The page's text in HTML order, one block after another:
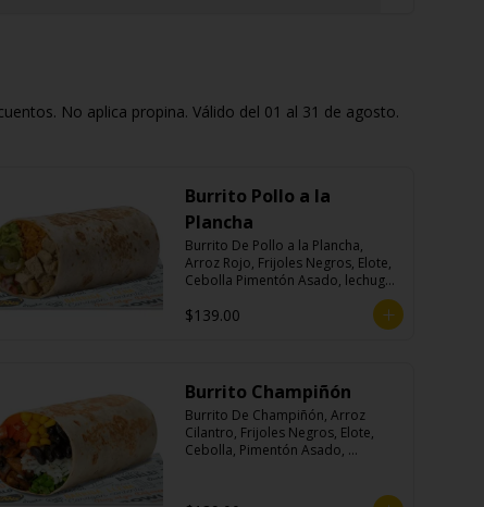
No aplica propina. Válido del 01 al 31 de agosto.
Burrito Pollo a la
Plancha
Burrito De Pollo a la Plancha,
Arroz Rojo, Frijoles Negros, Elote,
Cebolla Pimentón Asado, lechuga,
Crema Ácida.
$139.00
Burrito Champiñón
Burrito De Champiñón, Arroz
Cilantro, Frijoles Negros, Elote,
Cebolla, Pimentón Asado,